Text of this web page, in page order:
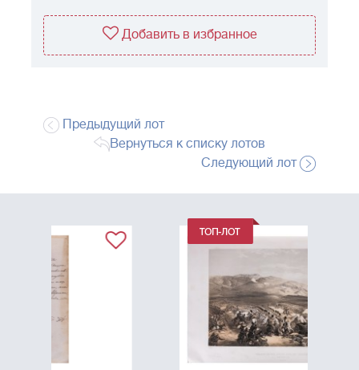
Добавить в избранное
Предыдущий лот
Вернуться к списку лотов
Следующий лот